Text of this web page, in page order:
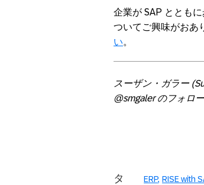
企業が SAP ととも
ついてご興味がおあ
い。
スーザン・ガラー
@smgalerのフォロ
タ
ERP RISE with